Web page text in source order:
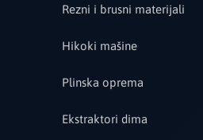
Rezni i brusni materijali
Hikoki mašine
Plinska oprema
Ekstraktori dima